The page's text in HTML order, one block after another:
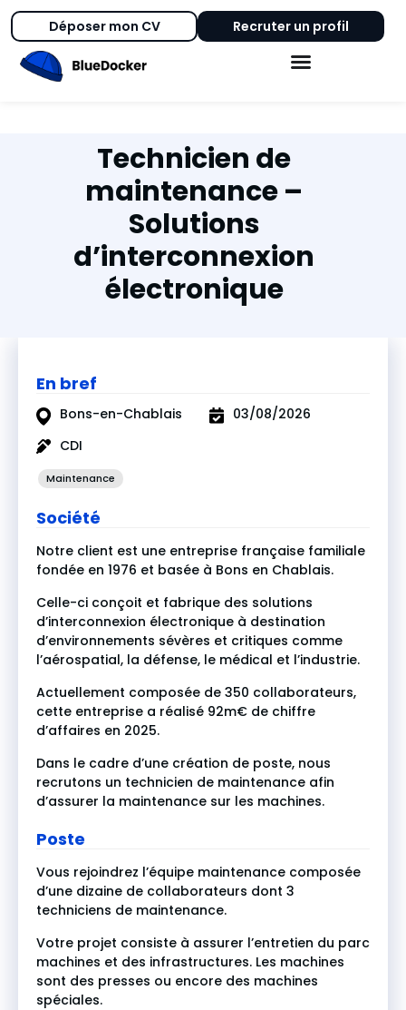
Déposer mon CV Recruter un profil
Technicien de
maintenance –
Solutions
d’interconnexion
électronique
En bref
Bons-en-Chablais
CDI
03/08/2026
Maintenance
Société
Notre client est une entreprise française familiale
fondée en 1976 et basée à Bons en Chablais.
Celle-ci conçoit et fabrique des solutions
d’interconnexion électronique à destination
d’environnements sévères et critiques comme
l’aérospatial, la défense, le médical et l’industrie.
Actuellement composée de 350 collaborateurs,
cette entreprise a réalisé 92m€ de chiffre
d’affaires en 2025.
Dans le cadre d’une création de poste, nous
recrutons un technicien de maintenance afin
d’assurer la maintenance sur les machines.
Poste
Vous rejoindrez l’équipe maintenance composée
d’une dizaine de collaborateurs dont 3
techniciens de maintenance.
Votre projet consiste à assurer l’entretien du parc
machines et des infrastructures. Les machines
sont des presses ou encore des machines
spéciales.